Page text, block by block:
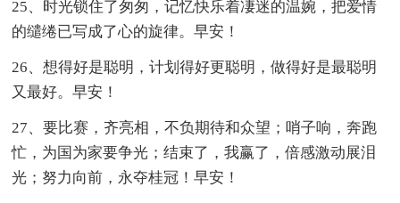
25、时光锁住了匆匆，记忆快乐着凄迷的温婉，把爱情
的缱绻已写成了心的旋律。早安！
26、想得好是聪明，计划得好更聪明，做得好是最聪明
又最好。早安！
27、要比赛，齐亮相，不负期待和众望；哨子响，奔跑
忙，为国为家要争光；结束了，我赢了，倍感激动展泪
光；努力向前，永夺桂冠！早安！